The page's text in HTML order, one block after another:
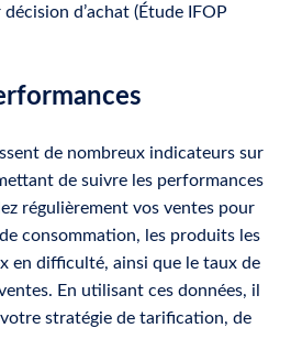
d’achat (Étude IFOP
de nombreux indicateurs sur
de suivre les performances
régulièrement vos ventes pour
consommation, les produits les
en difficulté, ainsi que le taux de
En utilisant ces données, il
stratégie de tarification, de